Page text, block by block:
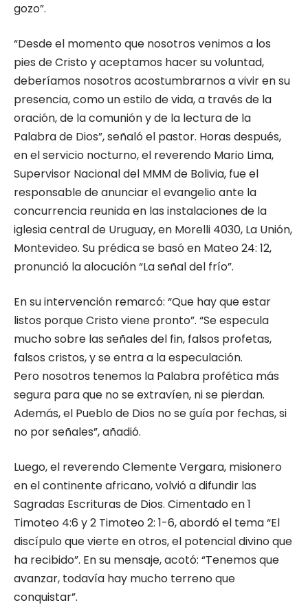
gozo”.
“Desde el momento que nosotros venimos a los
pies de Cristo y aceptamos hacer su voluntad,
deberíamos nosotros acostumbrarnos a vivir en su
presencia, como un estilo de vida, a través de la
oración, de la comunión y de la lectura de la
Palabra de Dios”, señaló el pastor. Horas después,
en el servicio nocturno, el reverendo Mario Lima,
Supervisor Nacional del MMM de Bolivia, fue el
responsable de anunciar el evangelio ante la
concurrencia reunida en las instalaciones de la
iglesia central de Uruguay, en Morelli 4030, La Unión,
Montevideo. Su prédica se basó en Mateo 24: 12,
pronunció la alocución “La señal del frío”.
En su intervención remarcó: “Que hay que estar
listos porque Cristo viene pronto”. “Se especula
mucho sobre las señales del fin, falsos profetas,
falsos cristos, y se entra a la especulación.
Pero nosotros tenemos la Palabra profética más
segura para que no se extravíen, ni se pierdan.
Además, el Pueblo de Dios no se guía por fechas, si
no por señales”, añadió.
Luego, el reverendo Clemente Vergara, misionero
en el continente africano, volvió a difundir las
Sagradas Escrituras de Dios. Cimentado en 1
Timoteo 4:6 y 2 Timoteo 2: 1-6, abordó el tema “El
discípulo que vierte en otros, el potencial divino que
ha recibido”. En su mensaje, acotó: “Tenemos que
avanzar, todavía hay mucho terreno que
conquistar”.